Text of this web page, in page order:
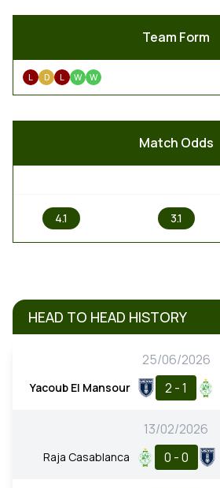
Team Form
L D L W W
Match Odds
4.1 3.1
HEAD TO HEAD HISTORY
25/06/2026
Yacoub El Mansour 2 - 1
13/02/2026
Raja Casablanca 0 - 0